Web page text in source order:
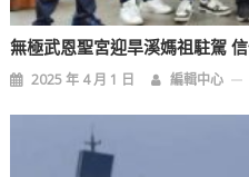
無極武恩聖宮迎旱溪媽祖駐駕
2025 年 4 月 1 日 編輯中心